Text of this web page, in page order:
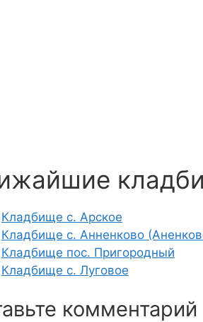
Кладбище с. Арское
Кладбище с. Анненково
Кладбище пос. Пригородный
Кладбище с. Луговое
комментарий